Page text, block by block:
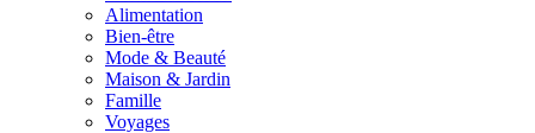
Alimentation
Bien-être
Mode & Beauté
Maison & Jardin
Famille
Voyages